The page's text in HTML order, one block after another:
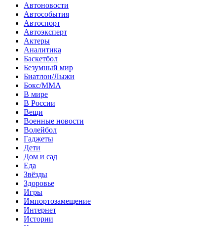
Автоновости
Автособытия
Автоспорт
Автоэксперт
Актеры
Аналитика
Баскетбол
Безумный мир
Биатлон/Лыжи
Бокс/MMA
В мире
В России
Вещи
Военные новости
Волейбол
Гаджеты
Дети
Дом и сад
Еда
Звёзды
Здоровье
Игры
Импортозамещение
Интернет
Истории